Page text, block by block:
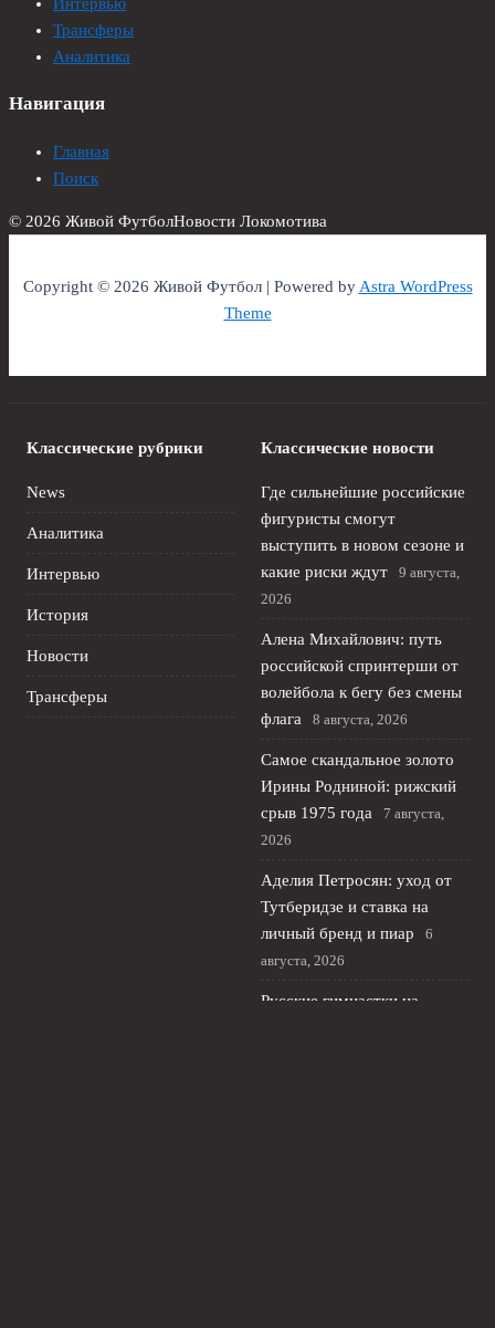
Трансферы
Аналитика
Навигация
Главная
Поиск
© 2026 Живой ФутболНовости Локомотива
Copyright © 2026 Живой Футбол | Powered byAstra WordPress
Theme
Классические рубрики
News
Аналитика
Интервью
История
Новости
Трансферы
Классические новости
Где сильнейшие российские
фигуристы смогут
выступить в новом сезоне и
какие риски ждут
9 августа,
2026
Алена Михайлович: путь
российской спринтерши от
волейбола к бегу без смены
флага
8 августа, 2026
Самое скандальное золото
Ирины Родниной: рижский
срыв 1975 года
7 августа,
2026
Аделия Петросян: уход от
Тутберидзе и ставка на
личный бренд и пиар
6
августа, 2026
Русские гимнастки на